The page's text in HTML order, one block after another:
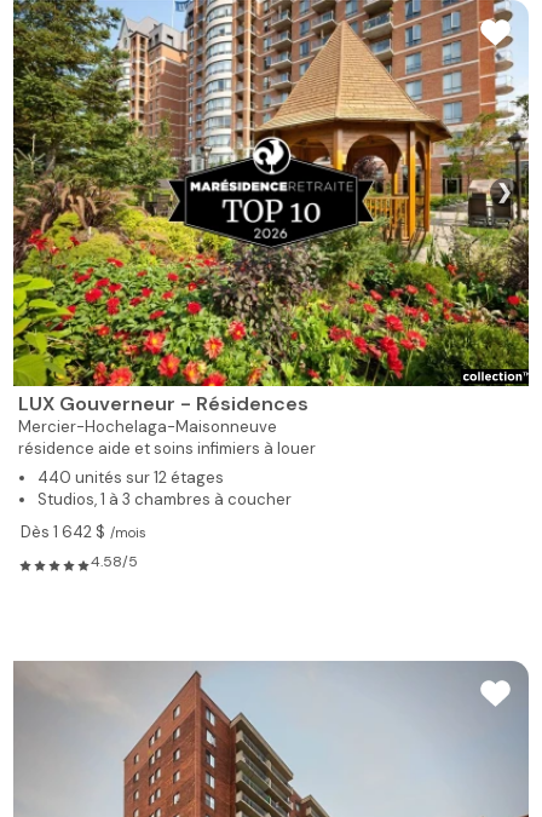
❯
LUX Gouverneur - Résidences
Mercier-Hochelaga-Maisonneuve
résidence aide et soins infimiers à louer
440 unités sur 12 étages
Studios, 1 à 3 chambres à coucher
Dès 1 642 $ /mois
4.58/5